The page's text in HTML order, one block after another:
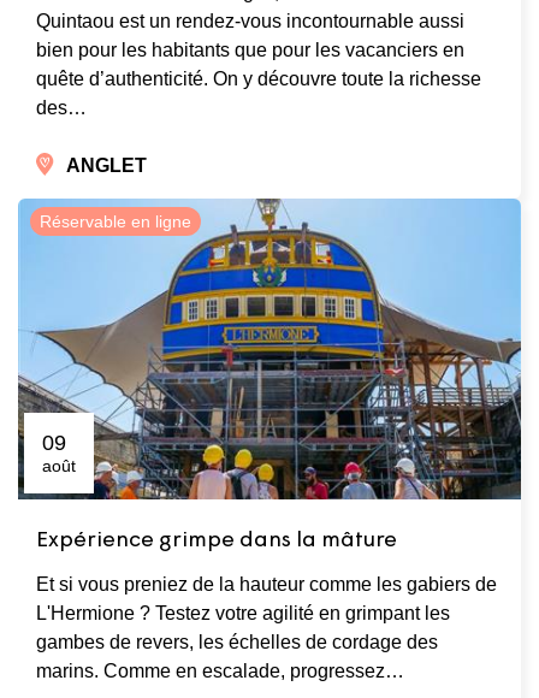
Quintaou est un rendez-vous incontournable aussi
bien pour les habitants que pour les vacanciers en
quête d’authenticité. On y découvre toute la richesse
des…
ANGLET
Réservable en ligne
09
août
Expérience grimpe dans la mâture
Et si vous preniez de la hauteur comme les gabiers de
L'Hermione ? Testez votre agilité en grimpant les
gambes de revers, les échelles de cordage des
marins. Comme en escalade, progressez…